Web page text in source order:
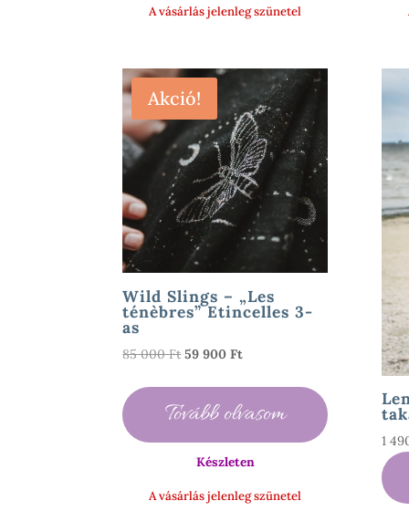
A vásárlás jelenleg szünetel
Akció!
Wild Slings – „Les
ténèbres” Etincelles 3-
as
85 000FtOriginal
85
59 900FtCurrent
59
Tovább olvasom
Készleten
A vásárlás jelenleg szünetel
1